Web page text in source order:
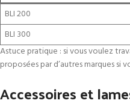
BLI 200
BLI 300
Astuce pratique : si vous voulez
proposées par d’autres marques
Accessoires et